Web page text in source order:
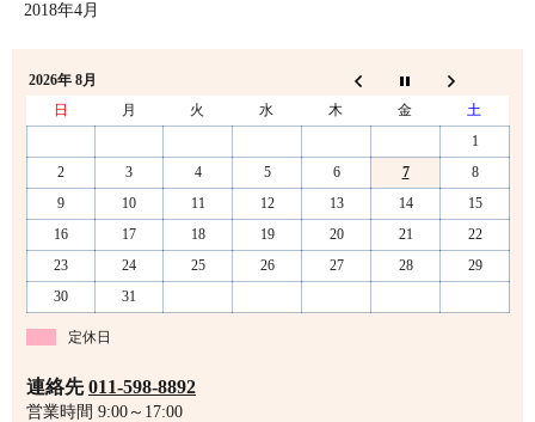
2018年4月
2026年 8月
日
月 火 水 木 金
土
1
2
3 4 5 6 7
8
9
10 11 12 13 14
15
16
17 18 19 20 21
22
23
24 25 26 27 28
29
30
31
定休日
連絡先011-598-8892
営業時間 9:00～17:00